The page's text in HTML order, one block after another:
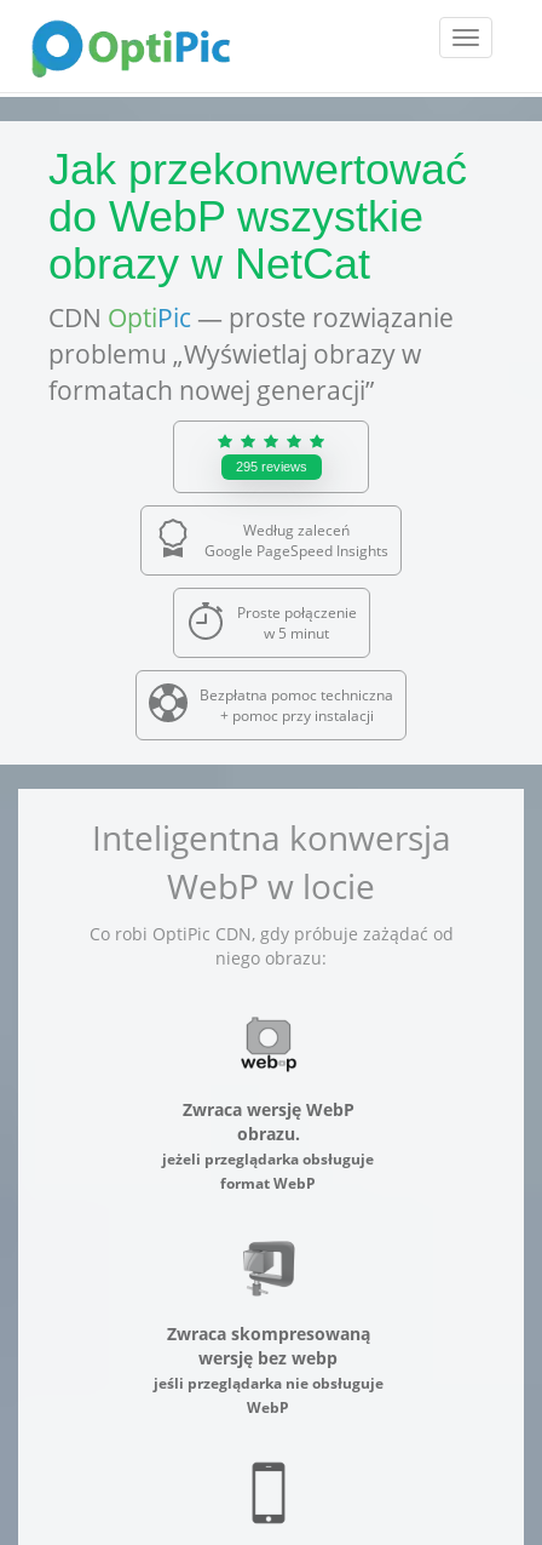
Toggle
Jak przekonwertować
do WebP wszystkie
obrazy w NetCat
CDN OptiPic — proste rozwiązanie
problemu „Wyświetlaj obrazy w
formatach nowej generacji”
295 reviews
Według zaleceń
Google PageSpeed Insights
Proste połączenie
w 5 minut
Bezpłatna pomoc techniczna
+ pomoc przy instalacji
Inteligentna konwersja
WebP w locie
Co robi OptiPic CDN, gdy próbuje zażądać od
niego obrazu:
Zwraca wersję WebP
obrazu.
jeżeli przeglądarka obsługuje
format WebP
Zwraca skompresowaną
wersję bez webp
jeśli przeglądarka nie obsługuje
WebP